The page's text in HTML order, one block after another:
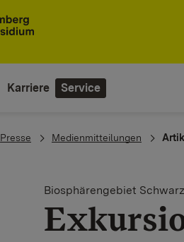
Karriere Service
Presse Medienmitteilungen
Biosphärengebiet